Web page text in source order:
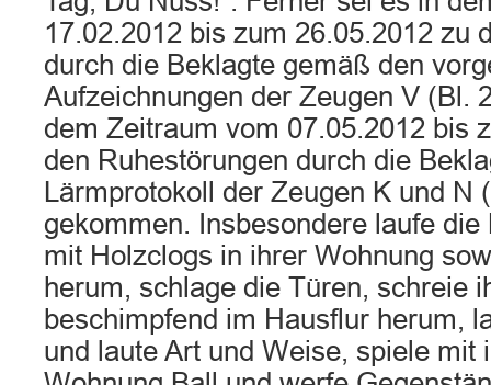
17.02.2012 bis zum 26.05.2012 zu
durch die Beklagte gemäß den
Aufzeichnungen der Zeugen V (Bl.
dem Zeitraum vom 07.05.2012 bis
den Ruhestörungen durch die
Lärmprotokoll der Zeugen K und N
gekommen. Insbesondere laufe
mit Holzclogs in ihrer Wohnung
herum, schlage die Türen, schreie
beschimpfend im Hausflur herum,
und laute Art und Weise, spiele mit